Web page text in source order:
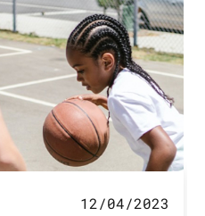
12/04/2023